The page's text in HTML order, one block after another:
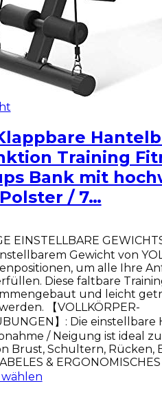
Training
Bank mit
/ 7…
EINSTELLBARE
Gewicht von
um alle Ihre
Diese faltbare
und leicht
【VOLLKÖRPER-
】: Die
/ Neigung ist ideal
Brust, Schultern, Rücken,
&